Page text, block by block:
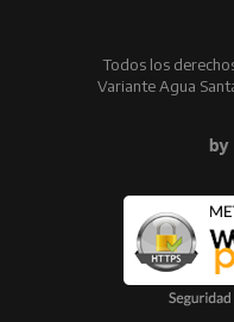
Todos los
Variante Agua